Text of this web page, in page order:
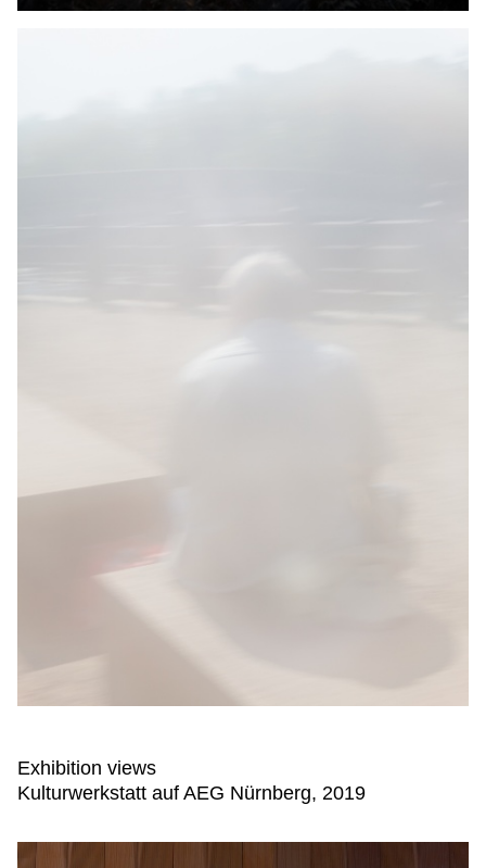
Exhibition views
Kulturwerkstatt auf AEG Nürnberg, 2019